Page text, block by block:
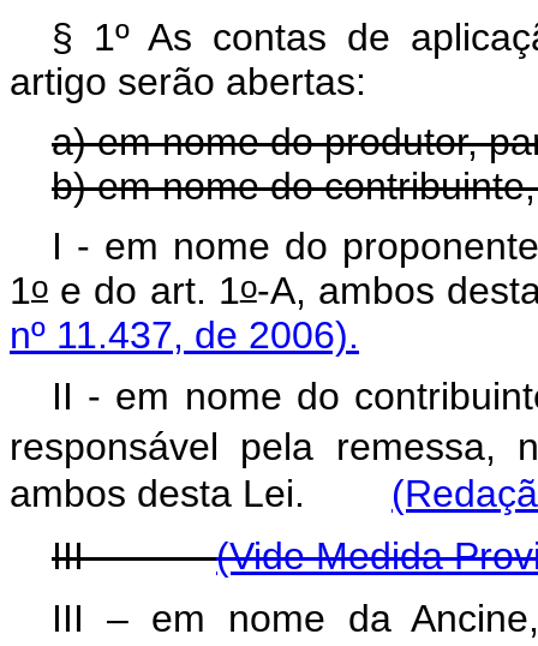
§ 1º As contas de
artigo serão abertas:
a) em nome do produtor,
b) em nome do
I - em nome do
1o e do art. 1o-A, ambos
nº 11.437, de 2006).
II - em nome do
responsável pela
ambos desta Lei.
III -(Vide Medida
III – em nome da